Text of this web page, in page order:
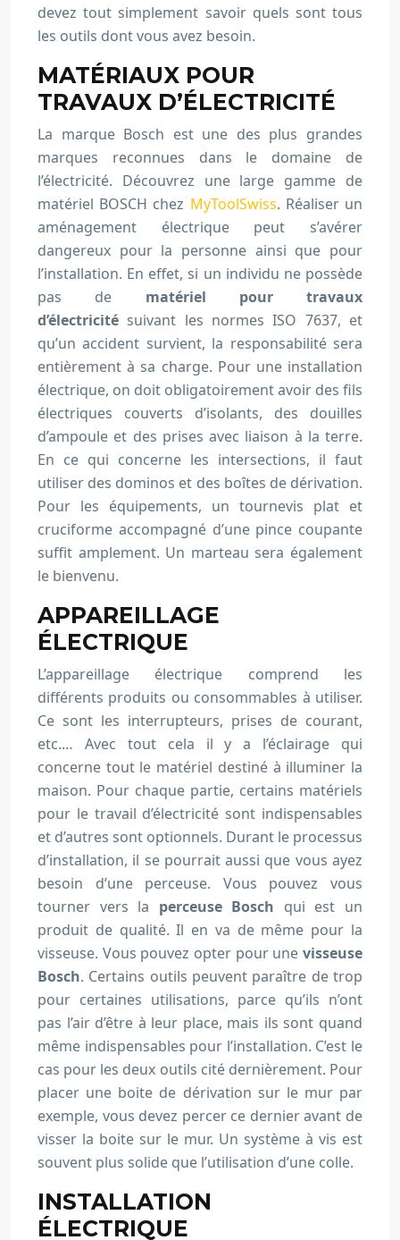
devez tout simplement savoir quels sont tous
les outils dont vous avez besoin.
MATÉRIAUX POUR
TRAVAUX D’ÉLECTRICITÉ
La marque Bosch est une des plus grandes
marques reconnues dans le domaine de
l’électricité. Découvrez une large gamme de
matériel BOSCH chez MyToolSwiss. Réaliser un
aménagement électrique peut s’avérer
dangereux pour la personne ainsi que pour
l’installation. En effet, si un individu ne possède
pas de matériel pour travaux
d’électricité suivant les normes ISO 7637, et
qu’un accident survient, la responsabilité sera
entièrement à sa charge. Pour une installation
électrique, on doit obligatoirement avoir des fils
électriques couverts d’isolants, des douilles
d’ampoule et des prises avec liaison à la terre.
En ce qui concerne les intersections, il faut
utiliser des dominos et des boîtes de dérivation.
Pour les équipements, un tournevis plat et
cruciforme accompagné d’une pince coupante
suffit amplement. Un marteau sera également
le bienvenu.
APPAREILLAGE
ÉLECTRIQUE
L’appareillage électrique comprend les
différents produits ou consommables à utiliser.
Ce sont les interrupteurs, prises de courant,
etc.… Avec tout cela il y a l’éclairage qui
concerne tout le matériel destiné à illuminer la
maison. Pour chaque partie, certains matériels
pour le travail d’électricité sont indispensables
et d’autres sont optionnels. Durant le processus
d’installation, il se pourrait aussi que vous ayez
besoin d’une perceuse. Vous pouvez vous
tourner vers la perceuse Bosch qui est un
produit de qualité. Il en va de même pour la
visseuse. Vous pouvez opter pour une visseuse
Bosch. Certains outils peuvent paraître de trop
pour certaines utilisations, parce qu’ils n’ont
pas l’air d’être à leur place, mais ils sont quand
même indispensables pour l’installation. C’est le
cas pour les deux outils cité dernièrement. Pour
placer une boite de dérivation sur le mur par
exemple, vous devez percer ce dernier avant de
visser la boite sur le mur. Un système à vis est
souvent plus solide que l’utilisation d’une colle.
INSTALLATION
ÉLECTRIQUE